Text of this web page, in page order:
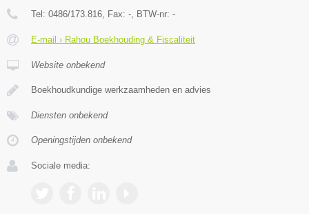
Tel: 0486/173.816 , Fax: - , BTW-nr: -
E-mail › Rahou Boekhouding & Fiscaliteit
Website onbekend
Boekhoudkundige werkzaamheden en advies
Diensten onbekend
Openingstijden onbekend
Sociale media: